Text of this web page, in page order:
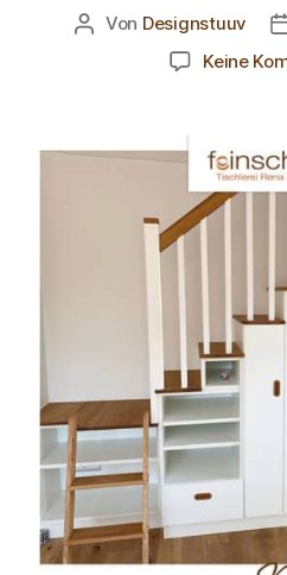
Von Designstuuv
Keine